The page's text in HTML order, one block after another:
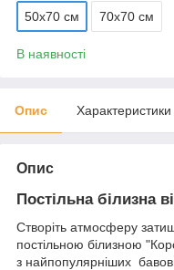
50х70 см 70х70 см
В наявності
Опис Характеристики
Опис
Постільна білизна
Створіть атмосферу
постільною білизною
з найпопулярніших